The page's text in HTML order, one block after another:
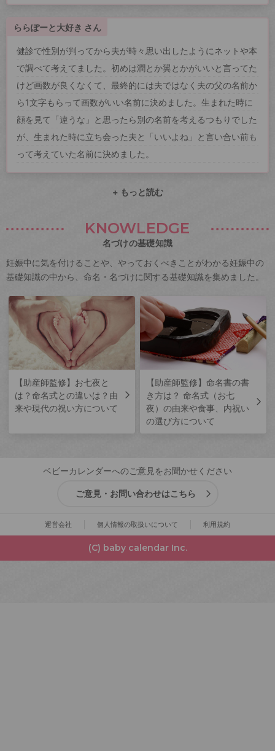
ららぽーと大好き さん
健診で性別が判ってから夫が時々思い出したようにネットや本
で調べて考えてました。初めは潤とか翼とかがいいと言ってた
けど画数が良くなくて、最終的には夫ではなく夫の父の名前か
ら1文字もらって画数がいい名前に決めました。生まれた時に
顔を見て「違うな」と思ったら別の名前を考えるつもりでした
が、生まれた時に立ち会った夫と「いいよね」と言い合い前も
って考えていた名前に決めました。
+ もっと読む
KNOWLEDGE
名づけの基礎知識
妊娠中に気を付けることや、やっておくべきことがわかる妊娠中の
基礎知識の中から、命名・名づけに関する基礎知識を集めました。
【助産師監修】お七夜と
は？命名式との違いは？由
来や現代の祝い方について
【助産師監修】命名書の書
き方は？ 命名式（お七
夜）の由来や食事、内祝い
の選び方について
ベビーカレンダーへのご意見をお聞かせください
ご意見・お問い合わせはこちら
運営会社 個人情報の取扱いについて 利用規約
(C) baby calendar Inc.